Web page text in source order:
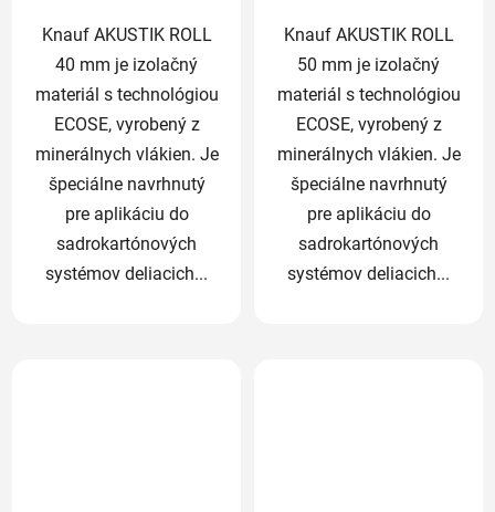
Knauf AKUSTIK ROLL
40 mm je izolačný
materiál s technológiou
ECOSE, vyrobený z
minerálnych vlákien. Je
špeciálne navrhnutý
pre aplikáciu do
sadrokartónových
systémov deliacich...
Knauf AKUSTIK ROLL
50 mm je izolačný
materiál s technológiou
ECOSE, vyrobený z
minerálnych vlákien. Je
špeciálne navrhnutý
pre aplikáciu do
sadrokartónových
systémov deliacich...